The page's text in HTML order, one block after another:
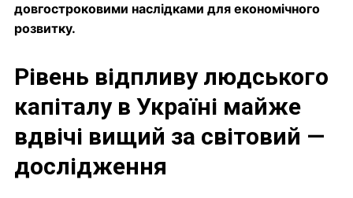
довгостроковими наслідками для економічного
розвитку.
Рівень відпливу людського
капіталу в Україні майже
вдвічі вищий за світовий —
дослідження